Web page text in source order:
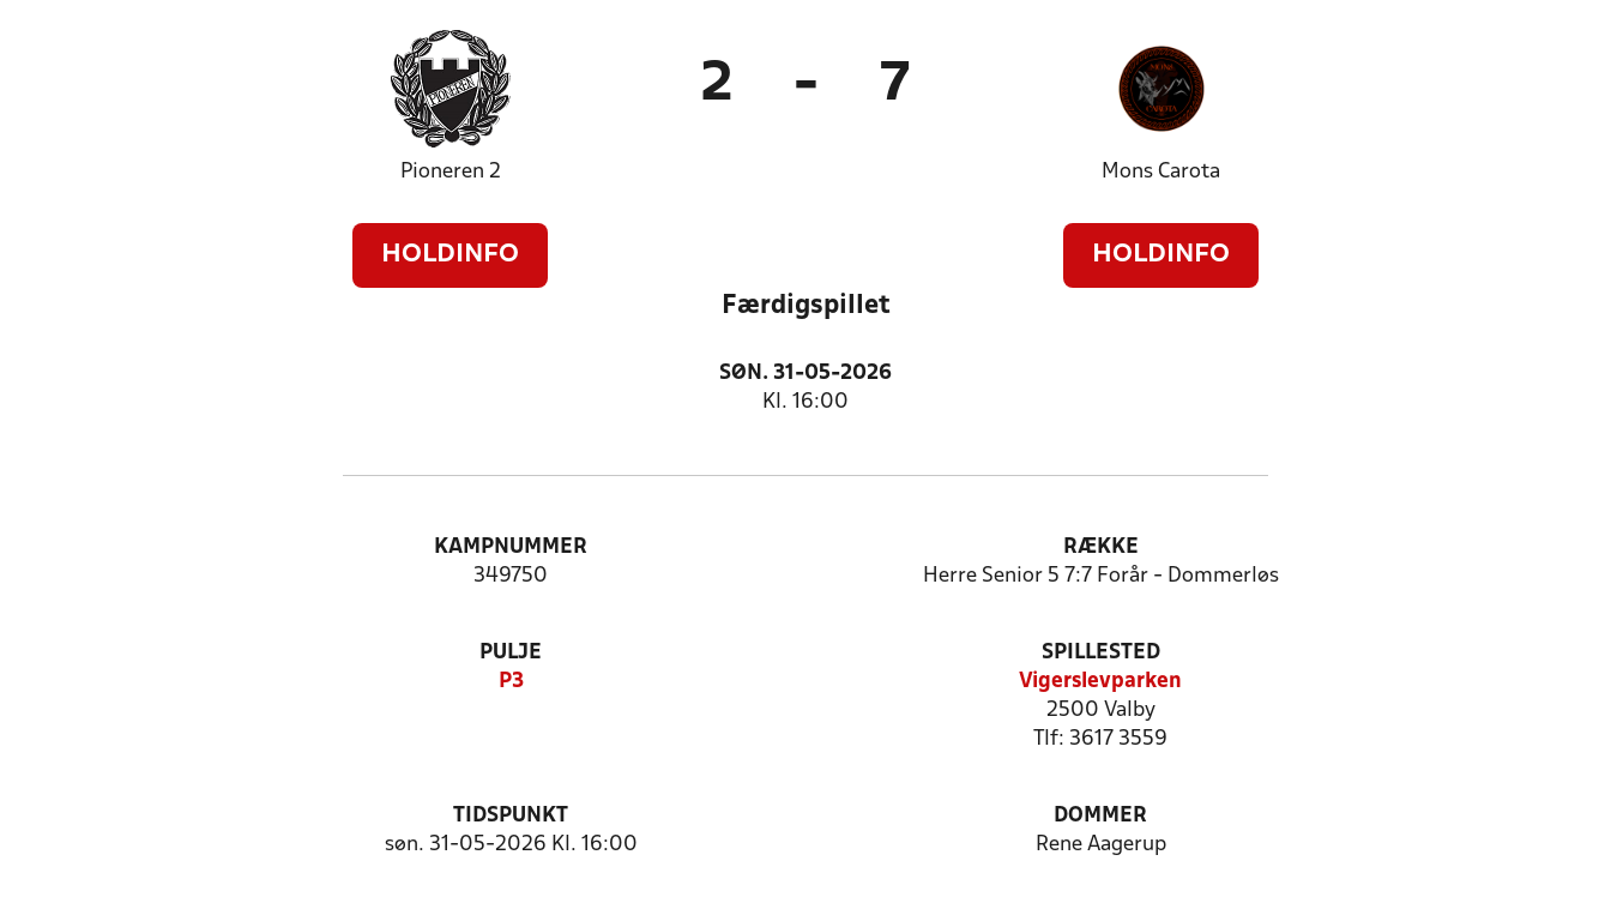
Pioneren 2
HOLDINFO
2 - 7
Mons Carota
HOLDINFO
Færdigspillet
SØN. 31-05-2026
Kl. 16:00
KAMPNUMMER
349750
RÆKKE
Herre Senior 5 7:7 Forår - Dommerløs
PULJE
P3
SPILLESTED
Vigerslevparken
2500 Valby
Tlf: 3617 3559
TIDSPUNKT
søn. 31-05-2026 Kl. 16:00
DOMMER
Rene Aagerup